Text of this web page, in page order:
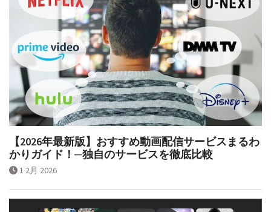
【2026年最新版】おすすめ動画配信サービスまるわ
かりガイド！─独自のサービスを徹底比較
1 2月 2026